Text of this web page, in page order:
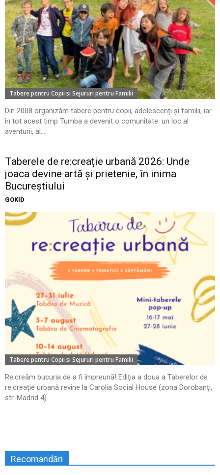
Tabere pentru Copii si Sejururi pentru Familii
Din 2008 organizăm tabere pentru copii, adolescenți și familii, iar
în tot acest timp Tumba a devenit o comunitate: un loc al
aventurii, al...
Taberele de re:creație urbană 2026: Unde
joaca devine artă și prietenie, în inima
Bucureștiului
GOKID
Tabere pentru Copii si Sejururi pentru Familii
Re:creăm bucuria de a fi împreună! Ediția a doua a Taberelor de
re:creație urbană revine la Carolia Social House (zona Dorobanți,
str. Madrid 4)....
Recomandări